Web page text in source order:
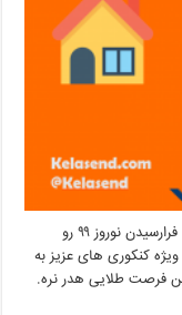
اردوی نوروزی در خانه کنکور ۹۹ : دوستان عزیز سلام، فرارسیدن نوروز ۹۹ رو
کنکوری های عزیز به
تلاشتون در این فرصت طلایی هدر نره.